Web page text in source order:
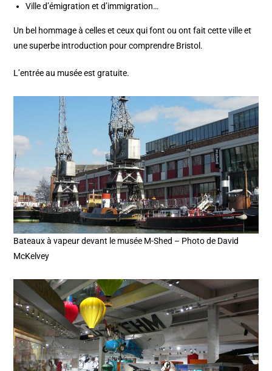
Ville d’émigration et d’immigration…
Un bel hommage à celles et ceux qui font ou ont fait cette ville et
une superbe introduction pour comprendre Bristol.
L’entrée au musée est gratuite.
Bateaux à vapeur devant le musée M-Shed – Photo de David
McKelvey